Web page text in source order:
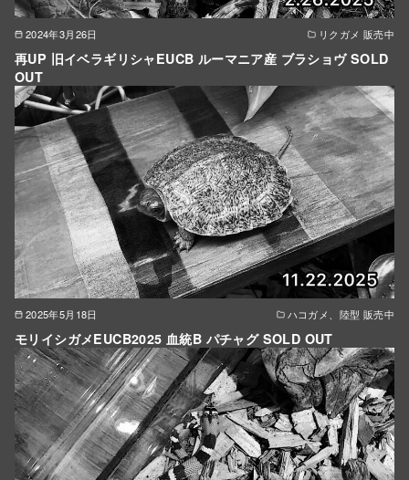
2024年3月26日 リクガメ 販売中
再UP 旧イベラギリシャEUCB ルーマニア産 ブラショヴ SOLD
OUT
2025年5月18日 ハコガメ、陸型 販売中
モリイシガメEUCB2025 血統B パチャグ SOLD OUT